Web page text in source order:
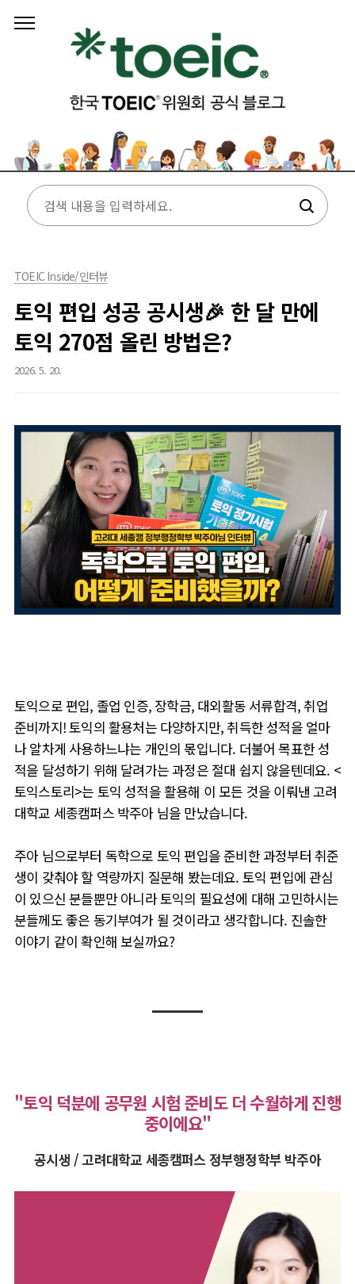
TOEIC Inside/인터뷰
토익 편입 성공 공시생🎉 한 달 만에
토익 270점 올린 방법은?
2026. 5. 20.
토익으로 편입, 졸업 인증, 장학금, 대외활동 서류합격, 취업
준비까지! 토익의 활용처는 다양하지만, 취득한 성적을 얼마
나 알차게 사용하느냐는 개인의 몫입니다. 더불어 목표한 성
적을 달성하기 위해 달려가는 과정은 절대 쉽지 않을텐데요. <
토익스토리>는 토익 성적을 활용해 이 모든 것을 이뤄낸 고려
대학교 세종캠퍼스 박주아 님을 만났습니다.
주아 님으로부터 독학으로 토익 편입을 준비한 과정부터 취준
생이 갖춰야 할 역량까지 질문해 봤는데요. 토익 편입에 관심
이 있으신 분들뿐만 아니라 토익의 필요성에 대해 고민하시는
분들께도 좋은 동기부여가 될 것이라고 생각합니다. 진솔한
이야기 같이 확인해 보실까요?
"토익 덕분에 공무원 시험 준비도 더 수월하게 진행
중이에요"
공시생 / 고려대학교 세종캠퍼스 정부행정학부 박주아